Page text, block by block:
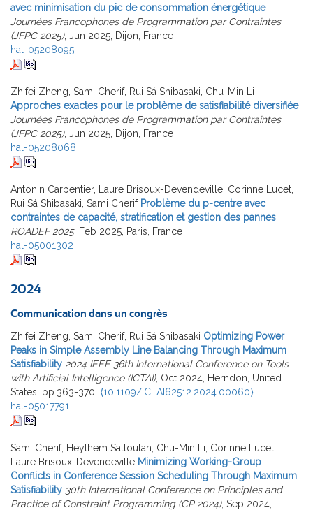
avec minimisation du pic de consommation énergétique
Journées Francophones de Programmation par Contraintes
(JFPC 2025), Jun 2025, Dijon, France
hal-05208095
Zhifei Zheng, Sami Cherif, Rui Sá Shibasaki, Chu-Min Li
Approches exactes pour le problème de satisfiabilité diversifiée
Journées Francophones de Programmation par Contraintes
(JFPC 2025), Jun 2025, Dijon, France
hal-05208068
Antonin Carpentier, Laure Brisoux-Devendeville, Corinne Lucet,
Rui Sá Shibasaki, Sami Cherif Problème du p-centre avec
contraintes de capacité, stratification et gestion des pannes
ROADEF 2025, Feb 2025, Paris, France
hal-05001302
2024
Communication dans un congrès
Zhifei Zheng, Sami Cherif, Rui Sá Shibasaki Optimizing Power
Peaks in Simple Assembly Line Balancing Through Maximum
Satisfiability 2024 IEEE 36th International Conference on Tools
with Artificial Intelligence (ICTAI), Oct 2024, Herndon, United
States. pp.363-370, ⟨10.1109/ICTAI62512.2024.00060⟩
hal-05017791
Sami Cherif, Heythem Sattoutah, Chu-Min Li, Corinne Lucet,
Laure Brisoux-Devendeville Minimizing Working-Group
Conflicts in Conference Session Scheduling Through Maximum
Satisfiability 30th International Conference on Principles and
Practice of Constraint Programming (CP 2024), Sep 2024,